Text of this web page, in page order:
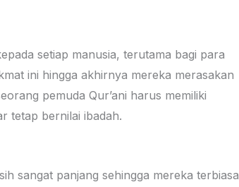
ini hingga akhirnya mereka merasakan
pemuda Qur’ani harus memiliki
tetap bernilai ibadah.
sangat panjang sehingga mereka terbiasa